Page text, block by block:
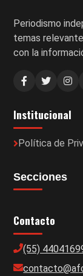
Periodismo
temas
con la
Institucional
Política de
Secciones
Contacto
(55)